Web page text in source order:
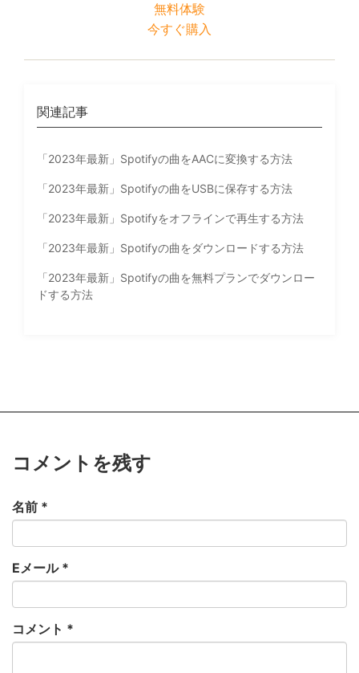
無料体験
今すぐ購入
関連記事
「2023年最新」Spotifyの曲をAACに変換する方法
「2023年最新」Spotifyの曲をUSBに保存する方法
「2023年最新」Spotifyをオフラインで再生する方法
「2023年最新」Spotifyの曲をダウンロードする方法
「2023年最新」Spotifyの曲を無料プランでダウンロー
ドする方法
コメントを残す
名前 *
Eメール *
コメント *